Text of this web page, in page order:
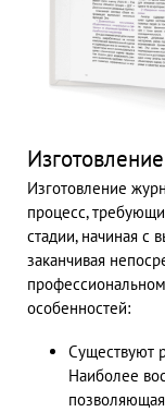
Изготовление
процесс,
стадии, начиная с
заканчивая
особенностей:
Существуют
Наиболее